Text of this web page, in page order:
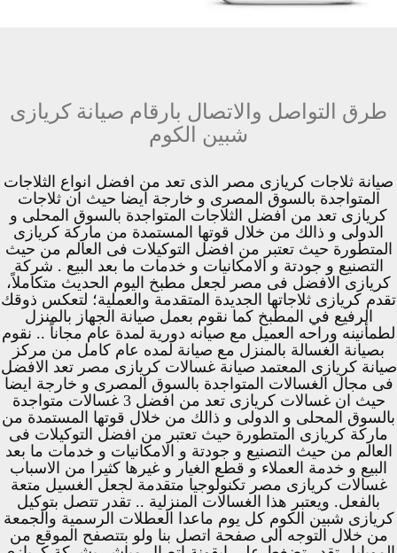
طرق التواصل والاتصال بارقام صيانة كريازى
شبين الكوم
صيانة ثلاجات كريازى مصر الذى تعد من افضل انواع الثلاجات
المتواجدة بالسوق المصرى و خارجة ايضا حيث ان ثلاجات
كريازى تعد من افضل الثلاجات المتواجدة بالسوق المحلى و
الدولى و ذالك من خلال قوتها المستمدة من ماركة كريازى
المتطورة حيث تعتبر من افضل التوكيلات فى العالم من حيث
التصنيع و جودتة و الامكانيات و خدمات ما بعد البيع . شركة
كريازى الافضل فى مصر لجعل مطبخ اليوم الحديث متكاملاً،
تقدم كريازى ثلاجاتها الجديدة المتقدمة والعملية؛ لتعكس ذوقك
الرفيع في المطبخ كما نقوم بعمل صيانة الجهاز بالمنزل
لطمأنينه وراحه العميل مع صيانه دورية لمدة عام مجاناً .. نقوم
بصيانة الغسالة بالمنزل مع صيانة لمده عام كامل من مركز
صيانة كريازى المعتمد صيانة غسالات كريازى مصر تعد الافضل
فى مجال الغسالات المتواجدة بالسوق المصرى و خارجة ايضا
حيث ان غسالات كريازى تعد من افضل 3 غسالات متواجدة
بالسوق المحلى و الدولى و ذالك من خلال قوتها المستمدة من
ماركة كريازى المتطورة حيث تعتبر من افضل التوكيلات فى
العالم من حيث التصنيع و جودتة و الامكانيات و خدمات ما بعد
البيع و خدمة العملاء و قطع الغيار و غيرها كثيرا من الاسباب
غسالات كريازى مصر تكنولوجيا متقدمة لجعل الغسيل متعة
بالفعل. ويعتبر هذا الغسالات المنزلية .. تقدر تتصل بتوكيل
كريازى شبين الكوم كل يوم ماعدا العطلات الرسمية والجمعة
من خلال التوجه الى صفحة اتصل بنا ولو بتتصفح الموقع من